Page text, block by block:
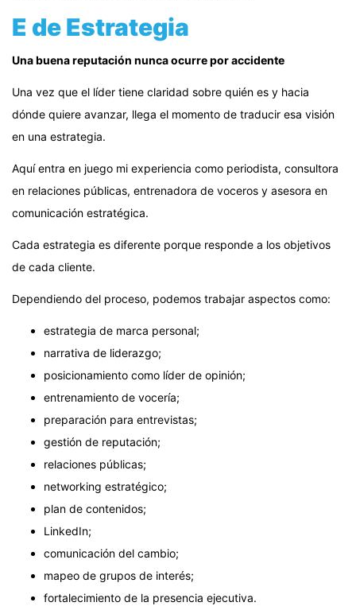
E de Estrategia
Una buena reputación nunca ocurre por accidente
Una vez que el líder tiene claridad sobre quién es y hacia
dónde quiere avanzar, llega el momento de traducir esa visión
en una estrategia.
Aquí entra en juego mi experiencia como periodista, consultora
en relaciones públicas, entrenadora de voceros y asesora en
comunicación estratégica.
Cada estrategia es diferente porque responde a los objetivos
de cada cliente.
Dependiendo del proceso, podemos trabajar aspectos como:
estrategia de marca personal;
narrativa de liderazgo;
posicionamiento como líder de opinión;
entrenamiento de vocería;
preparación para entrevistas;
gestión de reputación;
relaciones públicas;
networking estratégico;
plan de contenidos;
LinkedIn;
comunicación del cambio;
mapeo de grupos de interés;
fortalecimiento de la presencia ejecutiva.